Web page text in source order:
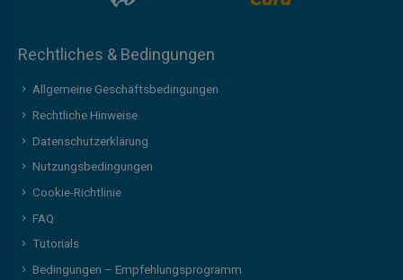
Rechtliches & Bedingungen
Allgemeine Geschäftsbedingungen
Rechtliche Hinweise
Datenschutzerklärung
Nutzungsbedingungen
Cookie-Richtlinie
FAQ
Tutorials
Bedingungen – Empfehlungsprogramm